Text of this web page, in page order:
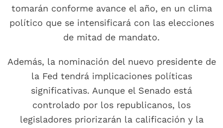
tomarán conforme avance el año, en un clima
político que se intensificará con las elecciones
de mitad de mandato.
Además, la nominación del nuevo presidente de
la Fed tendrá implicaciones políticas
significativas. Aunque el Senado está
controlado por los republicanos, los
legisladores priorizarán la calificación y la